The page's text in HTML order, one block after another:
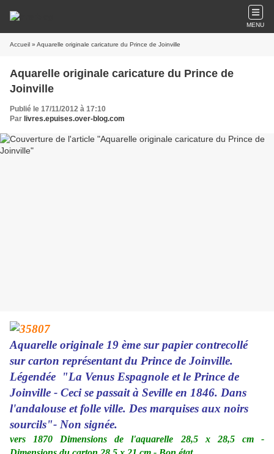
MENU
Accueil » Aquarelle originale caricature du Prince de Joinville
Aquarelle originale caricature du Prince de
Joinville
Publié le 17/11/2012 à 17:10
Par livres.epuises.over-blog.com
Aquarelle originale 19 ème sur papier contrecollé
sur carton représentant du Prince de Joinville.
Légendée "La Venus Espagnole et le Prince de
Joinville - Ceci se passait à Seville en 1846. Dans
l'andalouse et folle ville. Des marquises aux noirs
sourcils"- Non signée.
vers 1870 Dimensions de l'aquarelle 28,5 x 28,5 cm -